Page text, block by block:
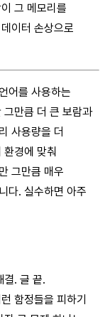
그 메모리를
이터 손상으로
어를 사용하는
그만큼 더 큰 보람과
사용량을 더
경에 맞춰
그만큼 매우
다. 실수하면 아주
결. 글 끝.
함정들을 피하기